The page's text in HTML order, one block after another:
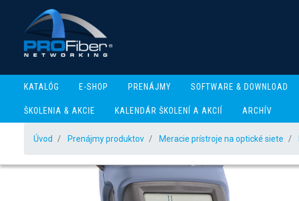
KATALÓG E-SHOP PRENÁJMY SOFTWARE & DOWNLOAD
ŠKOLENIA & AKCIE KALENDÁR ŠKOLENÍ A AKCIÍ ARCHÍV
Úvod Prenájmy produktov Meracie prístroje na optické siete